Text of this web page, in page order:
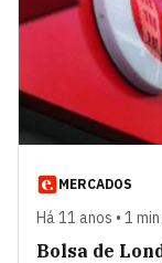
MERCADOS
Há 11 anos • 1
Bolsa de